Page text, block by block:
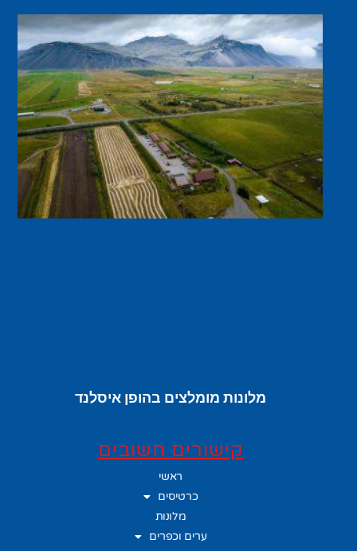
מלונות מומלצים בהופן איסלנד
קישורים חשובים
ראשי
כרטיסים
מלונות
ערים וכפרים